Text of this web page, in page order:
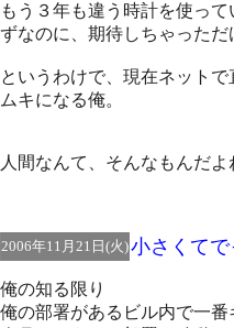
もう３年も違う時計を使っ
ずなのに、期待しちゃった
というわけで、現在ネット
ムキになる俺。
人間なんて、そんなもんだよ
2006年11月21日(火)小さくて
俺の知る限り
俺の部署があるビル内で一